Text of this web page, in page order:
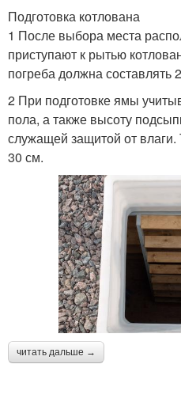
Подготовка котлована
1 После выбора места
приступают к рытью
погреба должна составлять
2 При подготовке ямы
пола, а также высоту
служащей защитой от
30 см.
читать дальше →